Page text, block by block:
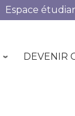
Espace
DEVENIR